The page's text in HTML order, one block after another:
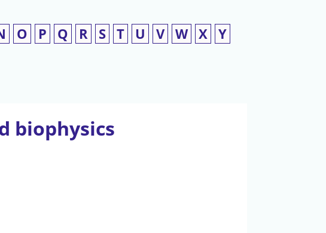
O P Q R S T U V W X Y
biophysics